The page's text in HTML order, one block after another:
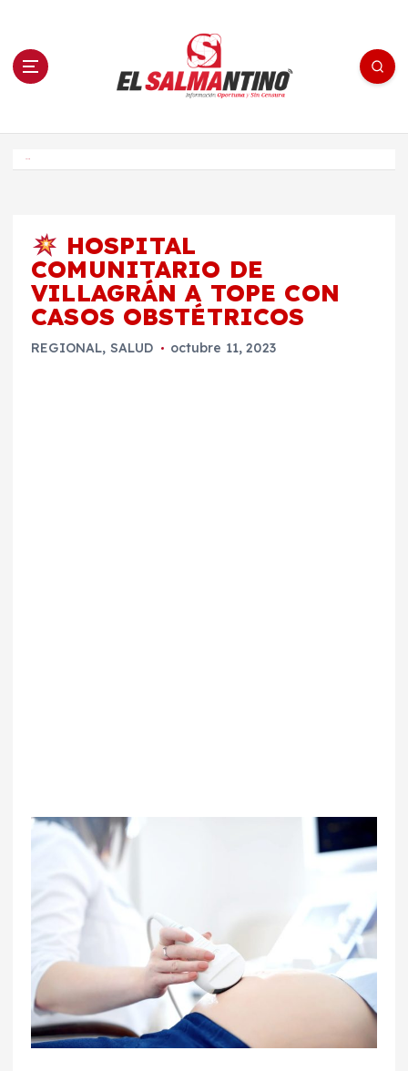
n El Salmantino - medios/noticias/editorial
HOSPITAL
COMUNITARIO DE
VILLAGRÁN A TOPE CON
CASOS OBSTÉTRICOS
REGIONAL, SALUD octubre 11, 2023